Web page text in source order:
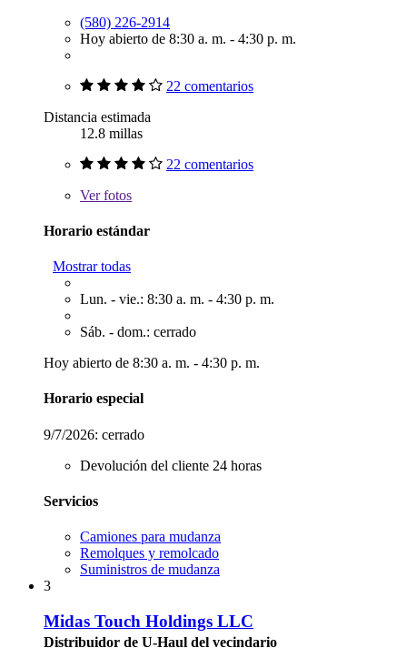
(580) 226-2914
Hoy abierto de 8:30 a. m. - 4:30 p. m.
22 comentarios
Distancia estimada
12.8 millas
22 comentarios
Verfotos
Horario estándar
Mostrar todas
Lun. - vie.: 8:30 a. m. - 4:30 p. m.
Sáb. - dom.: cerrado
Hoy abierto de 8:30 a. m. - 4:30 p. m.
Horario especial
9/7/2026: cerrado
Devolución del cliente 24 horas
Servicios
Camiones para mudanza
Remolques y remolcado
Suministros de mudanza
3
Midas Touch Holdings LLC
Distribuidor de U-Haul del vecindario